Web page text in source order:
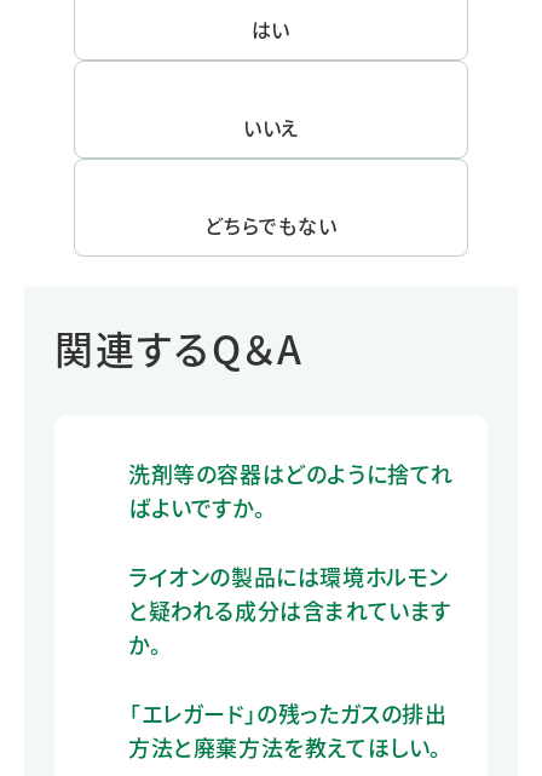
はい
いいえ
どちらでもない
関連するQ＆A
洗剤等の容器はどのように捨てれ
ばよいですか。
ライオンの製品には環境ホルモン
と疑われる成分は含まれています
か。
「エレガード」の残ったガスの排出
方法と廃棄方法を教えてほしい。